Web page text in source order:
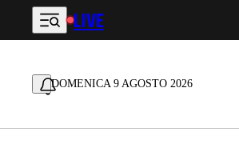
Vai al contenuto principale
LIVE
DOMENICA 9 AGOSTO 2026